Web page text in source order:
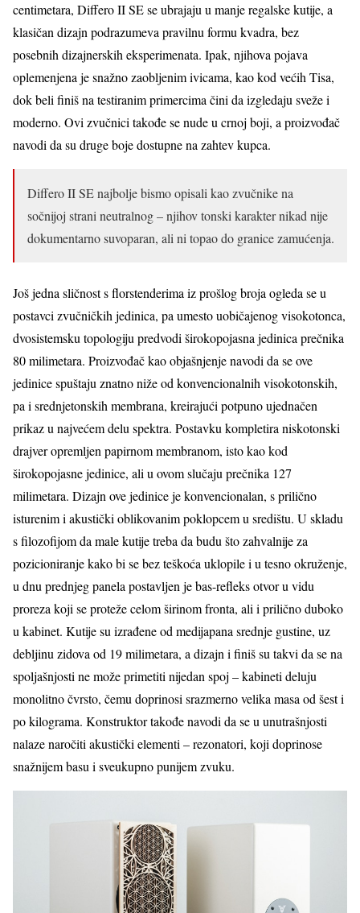
centimetara, Differo II SE se ubrajaju u manje regalske kutije, a
klasičan dizajn podrazumeva pravilnu formu kvadra, bez
posebnih dizajnerskih eksperimenata. Ipak, njihova pojava
oplemenjena je snažno zaobljenim ivicama, kao kod većih Tisa,
dok beli finiš na testiranim primercima čini da izgledaju sveže i
moderno. Ovi zvučnici takođe se nude u crnoj boji, a proizvođač
navodi da su druge boje dostupne na zahtev kupca.
Differo II SE najbolje bismo opisali kao zvučnike na
sočnijoj strani neutralnog – njihov tonski karakter nikad nije
dokumentarno suvoparan, ali ni topao do granice zamućenja.
Još jedna sličnost s florstenderima iz prošlog broja ogleda se u
postavci zvučničkih jedinica, pa umesto uobičajenog visokotonca,
dvosistemsku topologiju predvodi širokopojasna jedinica prečnika
80 milimetara. Proizvođač kao objašnjenje navodi da se ove
jedinice spuštaju znatno niže od konvencionalnih visokotonskih,
pa i srednjetonskih membrana, kreirajući potpuno ujednačen
prikaz u najvećem delu spektra. Postavku kompletira niskotonski
drajver opremljen papirnom membranom, isto kao kod
širokopojasne jedinice, ali u ovom slučaju prečnika 127
milimetara. Dizajn ove jedinice je konvencionalan, s prilično
isturenim i akustički oblikovanim poklopcem u središtu. U skladu
s filozofijom da male kutije treba da budu što zahvalnije za
pozicioniranje kako bi se bez teškoća uklopile i u tesno okruženje,
u dnu prednjeg panela postavljen je bas-refleks otvor u vidu
proreza koji se proteže celom širinom fronta, ali i prilično duboko
u kabinet. Kutije su izrađene od medijapana srednje gustine, uz
debljinu zidova od 19 milimetara, a dizajn i finiš su takvi da se na
spoljašnjosti ne može primetiti nijedan spoj – kabineti deluju
monolitno čvrsto, čemu doprinosi srazmerno velika masa od šest i
po kilograma. Konstruktor takođe navodi da se u unutrašnjosti
nalaze naročiti akustički elementi – rezonatori, koji doprinose
snažnijem basu i sveukupno punijem zvuku.